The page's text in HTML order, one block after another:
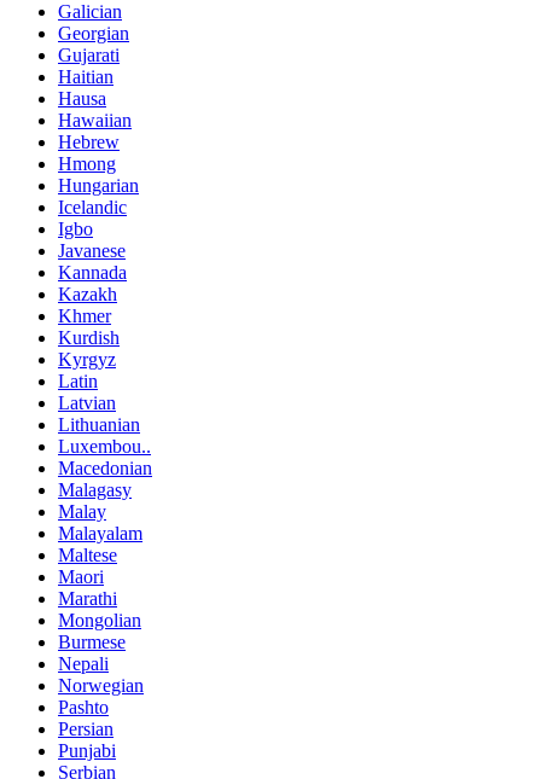
Galician
Georgian
Gujarati
Haitian
Hausa
Hawaiian
Hebrew
Hmong
Hungarian
Icelandic
Igbo
Javanese
Kannada
Kazakh
Khmer
Kurdish
Kyrgyz
Latin
Latvian
Lithuanian
Luxembou..
Macedonian
Malagasy
Malay
Malayalam
Maltese
Maori
Marathi
Mongolian
Burmese
Nepali
Norwegian
Pashto
Persian
Punjabi
Serbian